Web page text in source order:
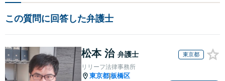
この質問に回答した弁護士
松本 治 弁護士 東京都
リリーフ法律事務所
東京都 板橋区